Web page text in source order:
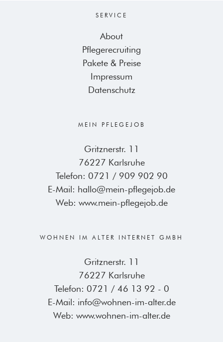
SERVICE
About
Pflegerecruiting
Pakete & Preise
Impressum
Datenschutz
MEIN PFLEGEJOB
Gritznerstr. 11
76227 Karlsruhe
Telefon: 0721 / 909 902 90
E-Mail: hallo@mein-pflegejob.de
Web: www.mein-pflegejob.de
WOHNEN IM ALTER INTERNET GMBH
Gritznerstr. 11
76227 Karlsruhe
Telefon: 0721 / 46 13 92 - 0
E-Mail: info@wohnen-im-alter.de
Web: www.wohnen-im-alter.de